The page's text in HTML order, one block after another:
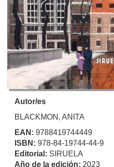
Autor/es
BLACKMON, ANITA
EAN: 9788419744449
ISBN: 978-84-19744-44-9
Editorial: SIRUELA
Año de la edición: 2023